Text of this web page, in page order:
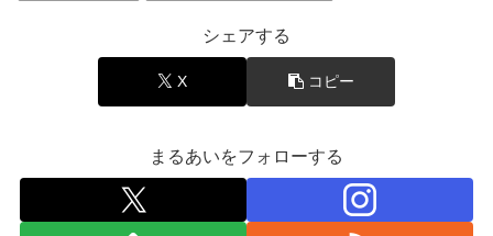
シェアする
X コピー
まるあいをフォローする